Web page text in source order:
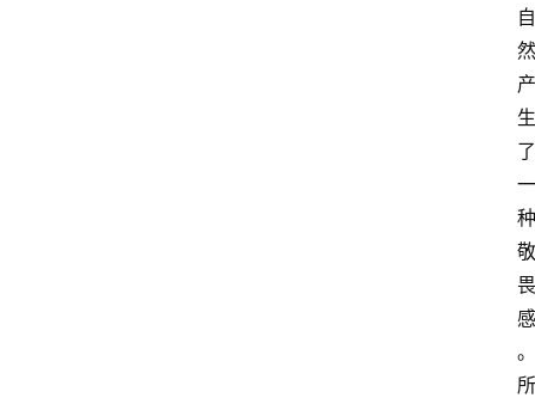
自
然
产
生
了
一
种
敬
畏
感
。
所